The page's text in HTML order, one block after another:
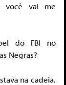
você vai me
do FBI no
Negras?
na cadeia.